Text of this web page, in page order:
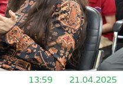
13:59 21.04.2025